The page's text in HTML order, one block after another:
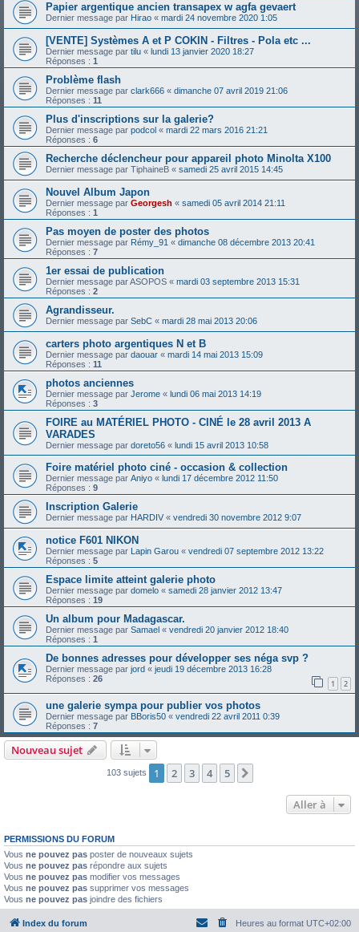
Papier argentique ancien transapex w agfa gevaert
Dernier message par Hirao « mardi 24 novembre 2020 1:05
[VENTE] Systèmes A et P COKIN - Filtres - Pola etc ...
Dernier message par tilu « lundi 13 janvier 2020 18:27
Réponses : 1
Problème flash
Dernier message par clark666 « dimanche 07 avril 2019 21:06
Réponses : 11
Plus d'inscriptions sur la galerie?
Dernier message par podcol « mardi 22 mars 2016 21:21
Réponses : 6
Recherche déclencheur pour appareil photo Minolta X100
Dernier message par TiphaineB « samedi 25 avril 2015 14:45
Nouvel Album Japon
Dernier message par Georgesh « samedi 05 avril 2014 21:11
Réponses : 1
Pas moyen de poster des photos
Dernier message par Rémy_91 « dimanche 08 décembre 2013 20:41
Réponses : 7
1er essai de publication
Dernier message parASOPOS « mardi 03 septembre 2013 15:31
Réponses : 2
Agrandisseur.
Dernier message par SebC « mardi 28 mai 2013 20:06
carters photo argentiques N et B
Dernier message par daouar « mardi 14 mai 2013 15:09
Réponses : 11
photos anciennes
Dernier message par Jerome « lundi 06 mai 2013 14:19
Réponses : 3
FOIRE au MATÉRIEL PHOTO - CINÉ le 28 avril 2013 A
VARADES
Dernier message par doreto56 « lundi 15 avril 2013 10:58
Foire matériel photo ciné - occasion & collection
Dernier message par Aniyo « lundi 17 décembre 2012 11:50
Réponses : 9
Inscription Galerie
Dernier message par HARDIV « vendredi 30 novembre 2012 9:07
notice F601 NIKON
Dernier message par Lapin Garou « vendredi 07 septembre 2012 13:22
Réponses : 5
Espace limite atteint galerie photo
Dernier message par domelo « samedi 28 janvier 2012 13:47
Réponses : 19
Un album pour Madagascar.
Dernier message par Samael « vendredi 20 janvier 2012 18:40
Réponses : 1
De bonnes adresses pour développer ses néga svp ?
Dernier message par jord « jeudi 19 décembre 2013 16:28
Réponses : 26 1 2
une galerie sympa pour publier vos photos
Dernier message par BBoris50 « vendredi 22 avril 2011 0:39
Réponses : 7
Nouveau sujet
103 sujets 1 2 3 4 5
Aller à
PERMISSIONS DU FORUM
Vous ne pouvez pas poster de nouveaux sujets
Vous ne pouvez pas répondre aux sujets
Vous ne pouvez pas modifier vos messages
Vous ne pouvez pas supprimer vos messages
Vous ne pouvez pas joindre des fichiers
Index du forum Heures au format UTC+02:00